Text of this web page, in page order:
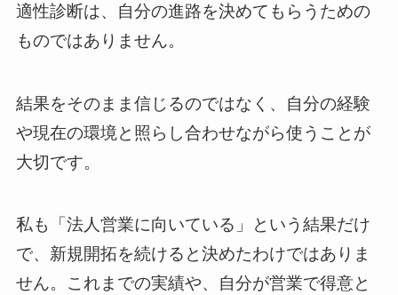
適性診断は、自分の進路を決めてもらうための
ものではありません。
結果をそのまま信じるのではなく、自分の経験
や現在の環境と照らし合わせながら使うことが
大切です。
私も「法人営業に向いている」という結果だけ
で、新規開拓を続けると決めたわけではありま
せん。これまでの実績や、自分が営業で得意と